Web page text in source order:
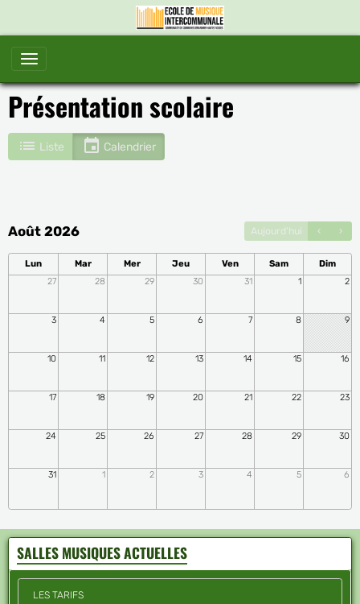
Présentation scolaire
Liste Calendrier
Août 2026 Aujourd'hui
Lun Mar Mer Jeu Ven Sam
Dim
27
28 29 30 31 1 2
3 4 5 6 7 8 9
10 11 12 13 14 15 16
17 18 19 20 21 22 23
24 25 26 27 28 29 30
31 1 2 3 4 5 6
SALLES MUSIQUES ACTUELLES
LES TARIFS